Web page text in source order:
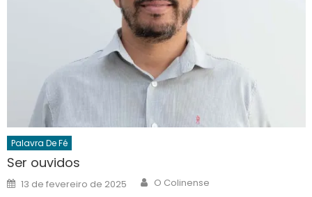
Palavra De Fé
Ser ouvidos
Posted
on
13 de fevereiro de 2025 Author
O Colinense